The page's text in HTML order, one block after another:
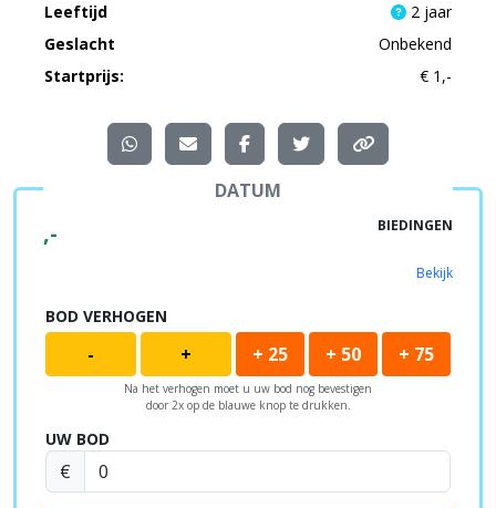
Leeftijd
2 jaar
Geslacht
Onbekend
Startprijs:
€ 1,-
DATUM
,- BIEDINGEN
Bekijk
BOD VERHOGEN
- + + 25 + 50 + 75
Na het verhogen moet u uw bod nog bevestigen
door 2x op de blauwe knop te drukken.
UW BOD
€